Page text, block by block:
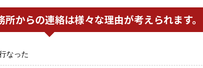
からの連絡は様々な理由が考えられます。
なった